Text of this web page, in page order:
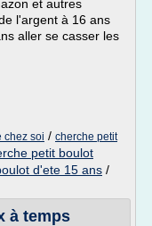
et autres
l'argent à 16 ans
aller se casser les
chez soi / cherche petit
petit boulot
d'ete 15 ans /
à temps